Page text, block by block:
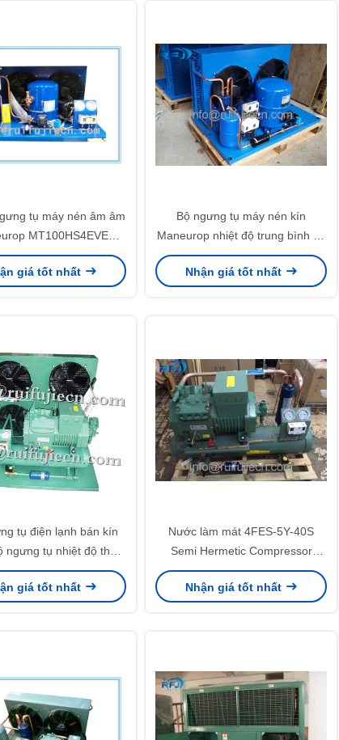
tụ máy nén âm âm
MT100HS4EVE
MT160HW4EVE
giá tốt nhất
Bộ ngưng tụ máy nén kín
Maneurop nhiệt độ trung bình và
thấp MT80HP4CVE
MTZ80HP4CVE MTZ64HM4CVE
Nhận giá tốt nhất
tụ điện lạnh bán kín
ngưng tụ nhiệt độ thấp
6H-25.2-40P
giá tốt nhất
Nước làm mát 4FES-5Y-40S
Semi Hermetic Compressor
Condensing Unit cho phòng lạnh
4FC-5.2Y-40S
Nhận giá tốt nhất